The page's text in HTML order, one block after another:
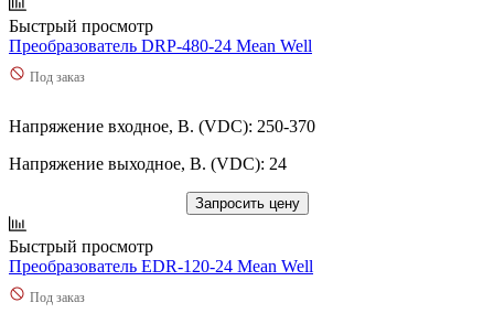
Быстрый просмотр
Преобразователь DRP-480-24 Mean Well
Под заказ
Напряжение входное, В. (VDC): 250-370
Напряжение выходное, В. (VDC): 24
Запросить цену
Быстрый просмотр
Преобразователь EDR-120-24 Mean Well
Под заказ